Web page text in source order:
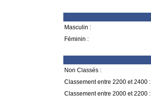
Masculin :
Féminin :
Non Classés :
Classement entre 2200 et 2400 :
Classement entre 2000 et 2200 :